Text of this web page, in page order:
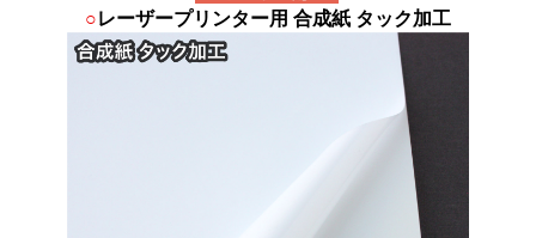
○レーザープリンター用 合成紙 タック加工